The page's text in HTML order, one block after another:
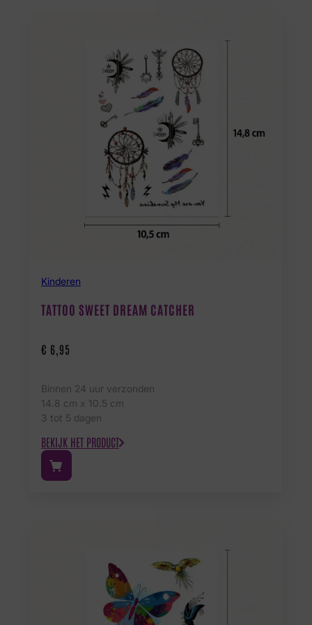
Kinderen
TATTOO SWEET DREAM CATCHER
€ 6,95
Binnen 24 uur verzonden
14.8 cm x 10.5 cm
3 tot 5 dagen
BEKIJK HET PRODUCT